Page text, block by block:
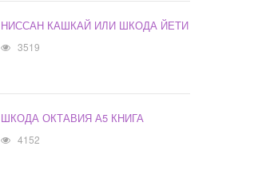
НИССАН КАШКАЙ ИЛИ ШКОДА ЙЕТИ
3519
ШКОДА ОКТАВИЯ А5 КНИГА
4152